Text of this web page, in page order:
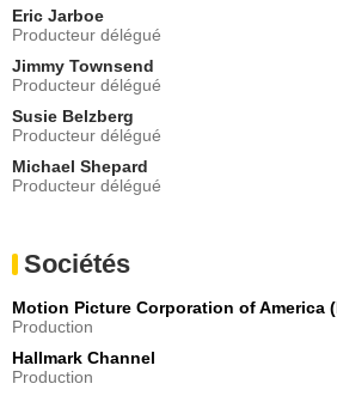
Eric Jarboe
Producteur délégué
Jimmy Townsend
Producteur délégué
Susie Belzberg
Producteur délégué
Michael Shepard
Producteur délégué
Sociétés
Motion Picture Corporation of America
Production
Hallmark Channel
Production